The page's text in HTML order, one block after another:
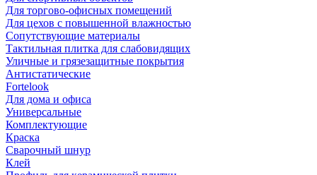
Для торгово-офисных помещений
Для цехов с повышенной влажностью
Сопутствующие материалы
Тактильная плитка для слабовидящих
Уличные и грязезащитные покрытия
Антистатические
Fortelook
Для дома и офиса
Универсальные
Комплектующие
Краска
Сварочный шнур
Клей